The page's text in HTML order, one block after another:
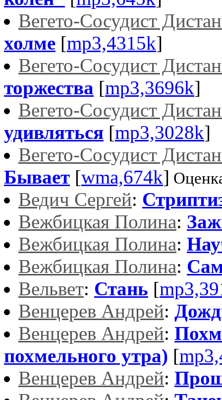
Вегето-Сосудист
холме [mp3,4315k]
Вегето-Сосудист
торжества [mp3,3696k]
Вегето-Сосудист
удивляться [mp3,3028k]
Вегето-Сосудист
Бывает [wma,674k]
Ведич Сергей:
Вежбицкая Полина:
Вежбицкая Полина:
Вежбицкая Полина:
Вельвет: Стань [
Венцерев Андрей:
Венцерев Андрей:
похмельного утра) [
Венцерев Андрей: